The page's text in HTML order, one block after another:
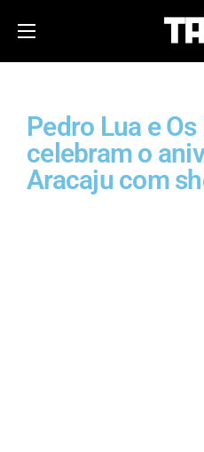
Pedro Lua e
celebram o
Aracaju com